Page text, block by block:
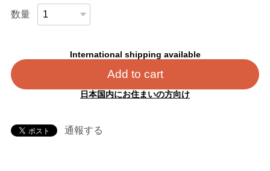
数量
International shipping available
Add to cart
日本国内にお住まいの方向け
通報する